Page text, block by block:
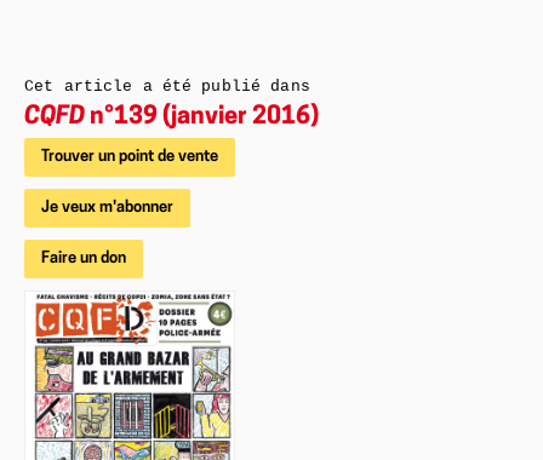
Cet article a été publié dans
CQFD n°139 (janvier 2016)
Trouver un point de vente
Je veux m'abonner
Faire un don